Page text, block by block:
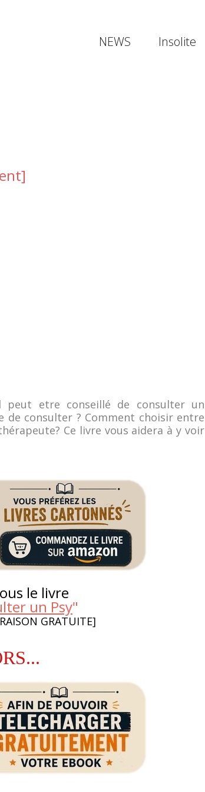
NEWS Insolite
peut etre conseillé de consulter un
de consulter ? Comment choisir entre
Ce livre vous aidera à y voir
le livre
un Psy"
GRATUITE]